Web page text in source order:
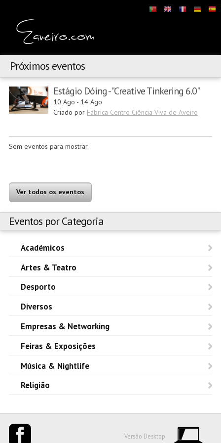
Próximos eventos
Estágio Dóing - "Creative Tinkering 6.0"
10 Ago - 14 Ago
Criado por Fábrica Centro Ciência Viva de Aveiro
Sem eventos para mostrar.
Ver todos os eventos
Eventos por Categoria
Académicos
Artes & Teatro
Desporto
Diversos
Empresas & Networking
Feiras & Exposições
Música & Nightlife
Religião
Versão Desktop